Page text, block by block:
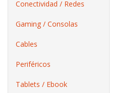
Conectividad / Redes
Gaming / Consolas
Cables
Periféricos
Tablets / Ebook